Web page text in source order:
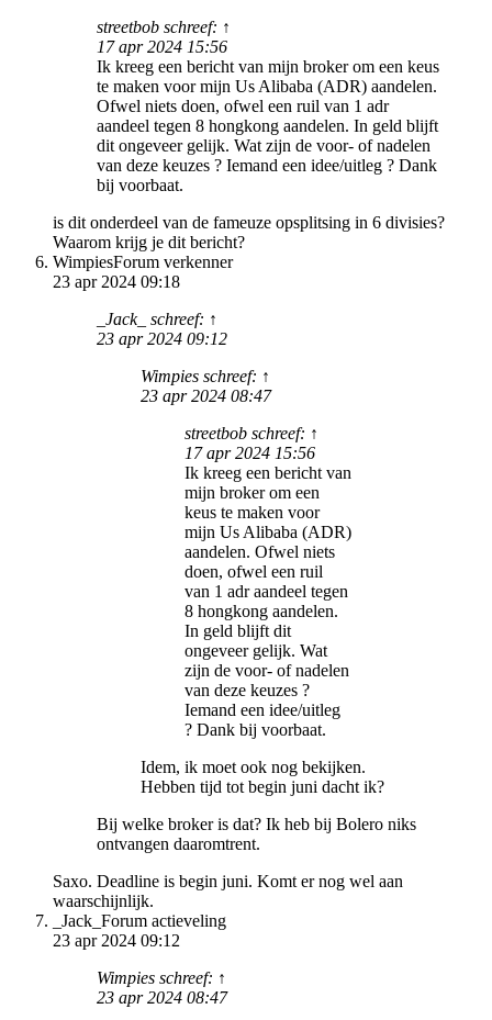
streetbob schreef: ↑
17 apr 2024 15:56
Ik kreeg een bericht van mijn broker om een keus
te maken voor mijn Us Alibaba (ADR) aandelen.
Ofwel niets doen, ofwel een ruil van 1 adr
aandeel tegen 8 hongkong aandelen. In geld blijft
dit ongeveer gelijk. Wat zijn de voor- of nadelen
van deze keuzes ? Iemand een idee/uitleg ? Dank
bij voorbaat.
is dit onderdeel van de fameuze opsplitsing in 6 divisies?
Waarom krijg je dit bericht?
WimpiesForum verkenner
23 apr 2024 09:18
_Jack_ schreef: ↑
23 apr 2024 09:12
Wimpies schreef: ↑
23 apr 2024 08:47
streetbob schreef: ↑
17 apr 2024 15:56
Ik kreeg een bericht van
mijn broker om een
keus te maken voor
mijn Us Alibaba (ADR)
aandelen. Ofwel niets
doen, ofwel een ruil
van 1 adr aandeel tegen
8 hongkong aandelen.
In geld blijft dit
ongeveer gelijk. Wat
zijn de voor- of nadelen
van deze keuzes ?
Iemand een idee/uitleg
? Dank bij voorbaat.
Idem, ik moet ook nog bekijken.
Hebben tijd tot begin juni dacht ik?
Bij welke broker is dat? Ik heb bij Bolero niks
ontvangen daaromtrent.
Saxo. Deadline is begin juni. Komt er nog wel aan
waarschijnlijk.
_Jack_ Forum actieveling
23 apr 2024 09:12
Wimpies schreef: ↑
23 apr 2024 08:47